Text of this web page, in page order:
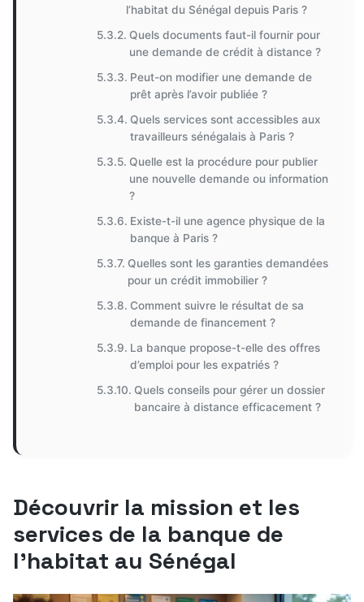
l’habitat du Sénégal depuis Paris ?
Quels documents faut-il fournir pour
une demande de crédit à distance ?
Peut-on modifier une demande de
prêt après l’avoir publiée ?
Quels services sont accessibles aux
travailleurs sénégalais à Paris ?
Quelle est la procédure pour publier
une nouvelle demande ou information
?
Existe-t-il une agence physique de la
banque à Paris ?
Quelles sont les garanties demandées
pour un crédit immobilier ?
Comment suivre le résultat de sa
demande de financement ?
La banque propose-t-elle des offres
d’emploi pour les expatriés ?
Quels conseils pour gérer un dossier
bancaire à distance efficacement ?
Découvrir la mission et les
services de la banque de
l’habitat au Sénégal